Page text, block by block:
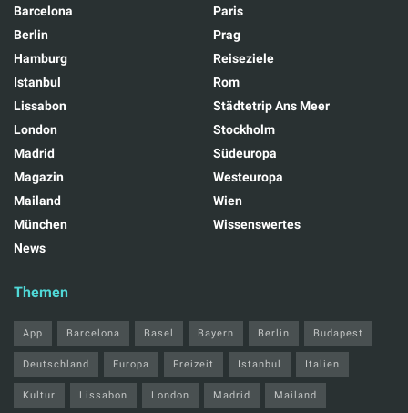
Barcelona
Berlin
Hamburg
Istanbul
Lissabon
London
Madrid
Magazin
Mailand
München
News
Paris
Prag
Reiseziele
Rom
Städtetrip Ans Meer
Stockholm
Südeuropa
Westeuropa
Wien
Wissenswertes
Themen
App Barcelona Basel Bayern Berlin Budapest
Deutschland Europa Freizeit Istanbul Italien
Kultur Lissabon London Madrid Mailand